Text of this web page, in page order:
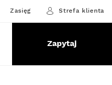
Zasięg Strefa klienta
Zapytaj